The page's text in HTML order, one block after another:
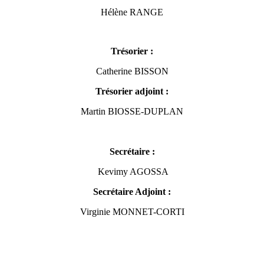
Hélène RANGE
Trésorier :
Catherine BISSON
Trésorier adjoint :
Martin BIOSSE-DUPLAN
Secrétaire :
Kevimy AGOSSA
Secrétaire Adjoint :
Virginie MONNET-CORTI